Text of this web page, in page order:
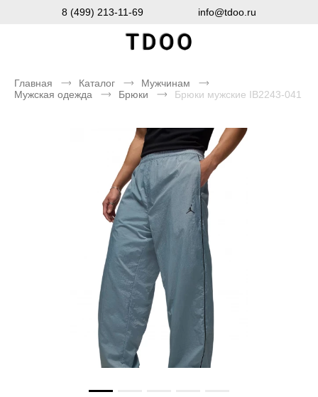
8 (499) 213-11-69 info@tdoo.ru
Главная Каталог
Мужчинам
Мужская одежда
Брюки Брюки мужские IB2243-041